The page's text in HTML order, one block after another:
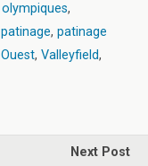
,
patinage, patinage
, Valleyfield,
Next Post